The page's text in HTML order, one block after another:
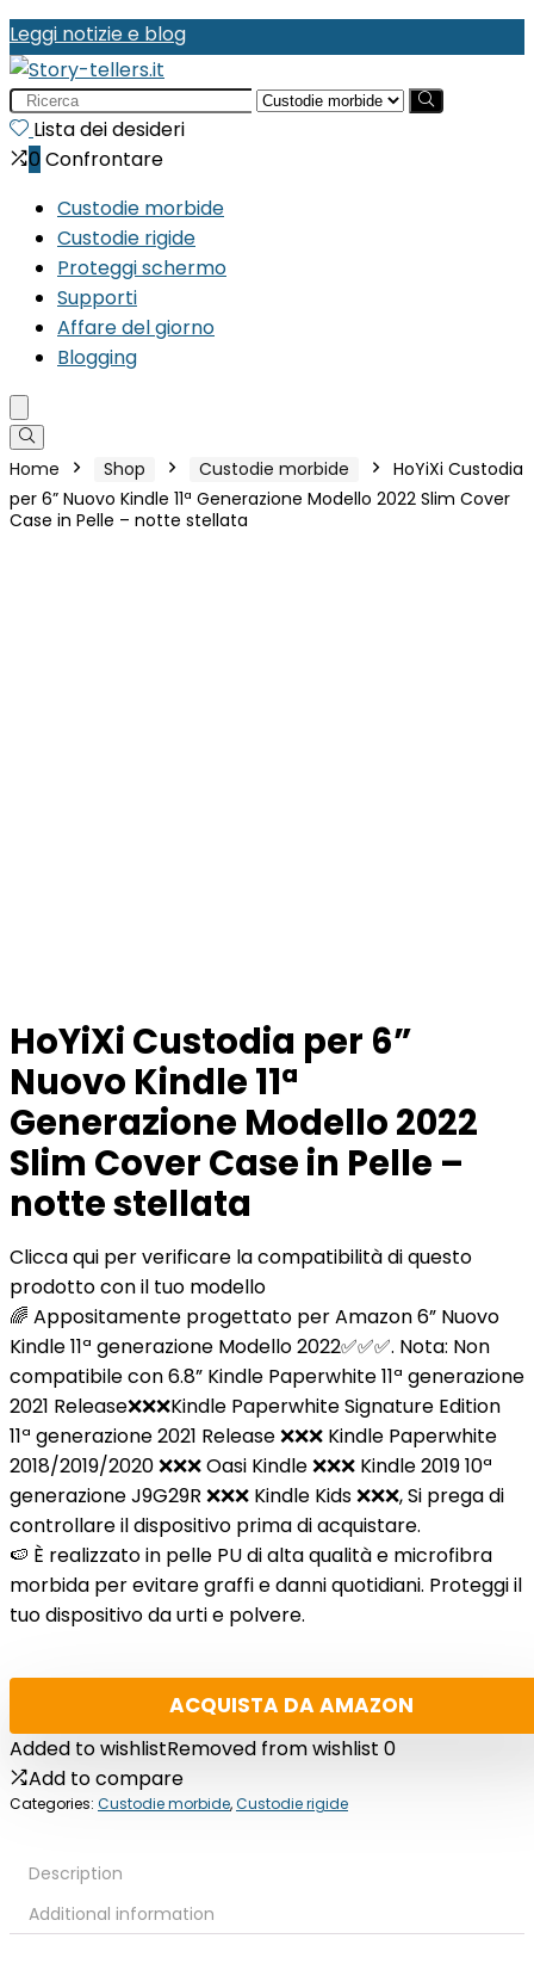
Leggi notizie e blog
Search
for:Lista dei desideri
0 Confrontare
Custodie morbide
Custodie rigide
Proteggi schermo
Supporti
Affare del giorno
Blogging
Home Shop Custodie morbide
HoYiXi Custodia
per 6” Nuovo Kindle 11ª Generazione Modello 2022 Slim Cover
Case in Pelle – notte stellata
HoYiXi Custodia per 6”
Nuovo Kindle 11ª
Generazione Modello 2022
Slim Cover Case in Pelle –
notte stellata
Clicca qui per verificare la compatibilità di questo
prodotto con il tuo modello
🌈 Appositamente progettato per Amazon 6” Nuovo
Kindle 11ª generazione Modello 2022✅✅✅. Nota: Non
compatibile con 6.8” Kindle Paperwhite 11ª generazione
2021 Release❌❌❌Kindle Paperwhite Signature Edition
11ª generazione 2021 Release ❌❌❌ Kindle Paperwhite
2018/2019/2020 ❌❌❌ Oasi Kindle ❌❌❌ Kindle 2019 10ª
generazione J9G29R ❌❌❌ Kindle Kids ❌❌❌, Si prega di
controllare il dispositivo prima di acquistare.
🍉 È realizzato in pelle PU di alta qualità e microfibra
morbida per evitare graffi e danni quotidiani. Proteggi il
tuo dispositivo da urti e polvere.
ACQUISTA DA AMAZON
Added to wishlistRemoved from wishlist 0
Add to compare
Categories: Custodie morbide,Custodie rigide
Description
Additional information